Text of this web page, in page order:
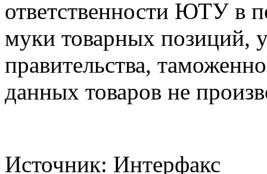
ответственности ЮТУ в
муки товарных позиций,
правительства,
данных товаров не
Источник: Интерфакс